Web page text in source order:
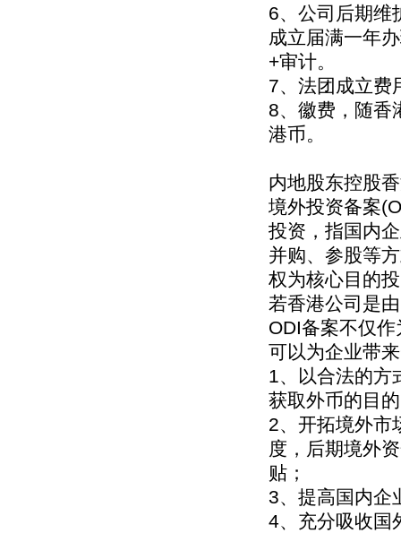
6、公司后期维
成立届满一年
+审计。
7、法团成立费
8、徽费，随香
港币。
内地股东控股
境外投资备案
投资，指国内
并购、参股等
权为核心目的
若香港公司是
ODI备案不仅
可以为企业带
1、以合法的方
获取外币的目
2、开拓境外市
度，后期境外
贴；
3、提高国内企
4、充分吸收国